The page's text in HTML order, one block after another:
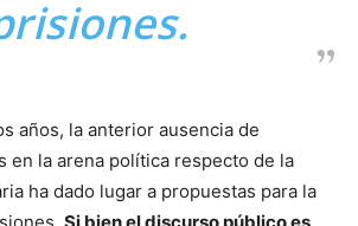
años, la anterior ausencia de
en la arena política respecto de la
ha dado lugar a propuestas para la